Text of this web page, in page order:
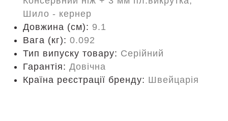
Шило - кернер
Довжина (cм): 9.1
Вага (кг): 0.092
Тип випуску товару: Серійний
Гарантія: Довічна
Країна реєстрації бренду: Швейцарія